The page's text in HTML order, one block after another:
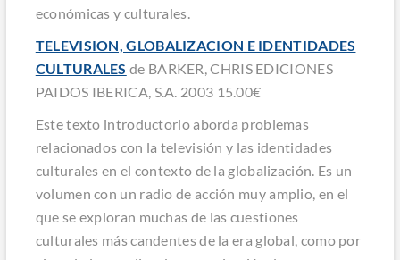
económicas y culturales.
TELEVISION, GLOBALIZACION E IDENTIDADES
CULTURALES de BARKER, CHRIS EDICIONES
PAIDOS IBERICA, S.A. 2003 15.00€
Este texto introductorio aborda problemas
relacionados con la televisión y las identidades
culturales en el contexto de la globalización. Es un
volumen con un radio de acción muy amplio, en el
que se exploran muchas de las cuestiones
culturales más candentes de la era global, como por